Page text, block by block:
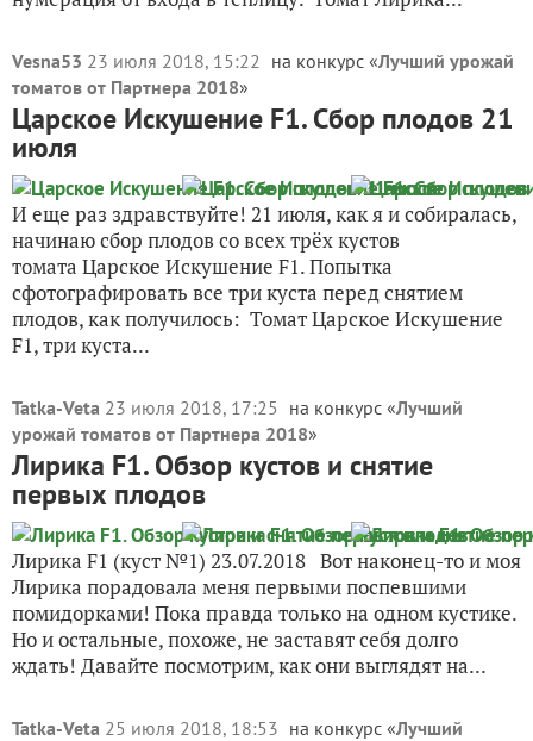
Vesna53 23 июля 2018, 15:22 на конкурс «Лучший урожай
томатов от Партнера 2018»
Царское Искушение F1. Сбор плодов 21
июля
И еще раз здравствуйте! 21 июля, как я и собиралась,
начинаю сбор плодов со всех трёх кустов
томата Царское Искушение F1. Попытка
сфотографировать все три куста перед снятием
плодов, как получилось: Томат Царское Искушение
F1, три куста...
Tatka-Veta 23 июля 2018, 17:25 на конкурс «Лучший
урожай томатов от Партнера 2018»
Лирика F1. Обзор кустов и снятие
первых плодов
Лирика F1 (куст №1) 23.07.2018 Вот наконец-то и моя
Лирика порадовала меня первыми поспевшими
помидорками! Пока правда только на одном кустике.
Но и остальные, похоже, не заставят себя долго
ждать! Давайте посмотрим, как они выглядят на...
Tatka-Veta 25 июля 2018, 18:53 на конкурс «Лучший